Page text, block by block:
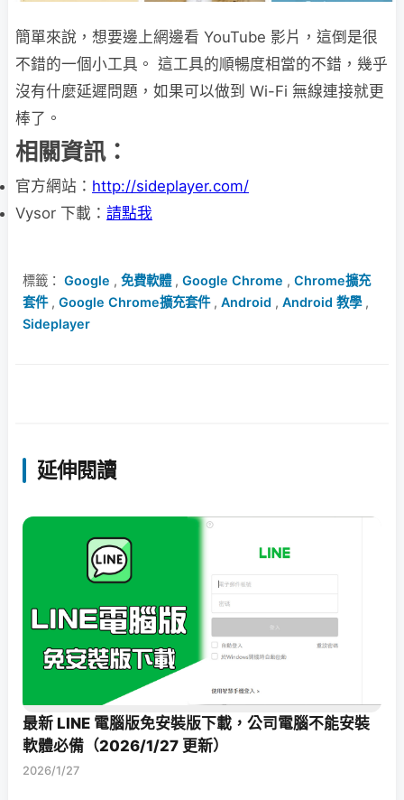
簡單來說，想要邊上網邊看 YouTube 影片，這倒是很
不錯的一個小工具。 這工具的順暢度相當的不錯，幾乎
沒有什麼延遲問題，如果可以做到 Wi-Fi 無線連接就更
棒了。
相關資訊：
官方網站： http://sideplayer.com/
Vysor 下載： 請點我
標籤： Google , 免費軟體, Google Chrome , Chrome擴充
套件, Google Chrome擴充套件, Android , Android 教學,
Sideplayer
延伸閱讀
最新 LINE 電腦版免安裝版下載，公司電腦不能安裝
軟體必備（2026/1/27 更新）
2026/1/27